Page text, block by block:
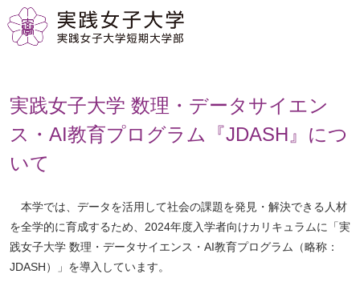
実践女子大学 数理・データサイエン
ス・AI教育プログラム『JDASH』につ
いて
本学では、データを活用して社会の課題を発見・解決できる人材
を全学的に育成するため、2024年度入学者向けカリキュラムに「実
践女子大学 数理・データサイエンス・AI教育プログラム（略称：
JDASH）」を導入しています。